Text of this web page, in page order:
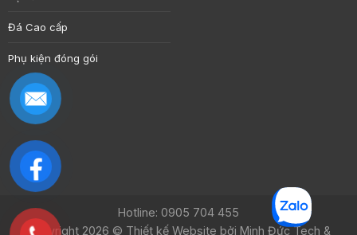
Đá Cao cấp
Phụ kiện đóng gói
Hotline: 0905 704 455
Copyright 2026 © Thiết kế Website bởi Minh Đức Tech &